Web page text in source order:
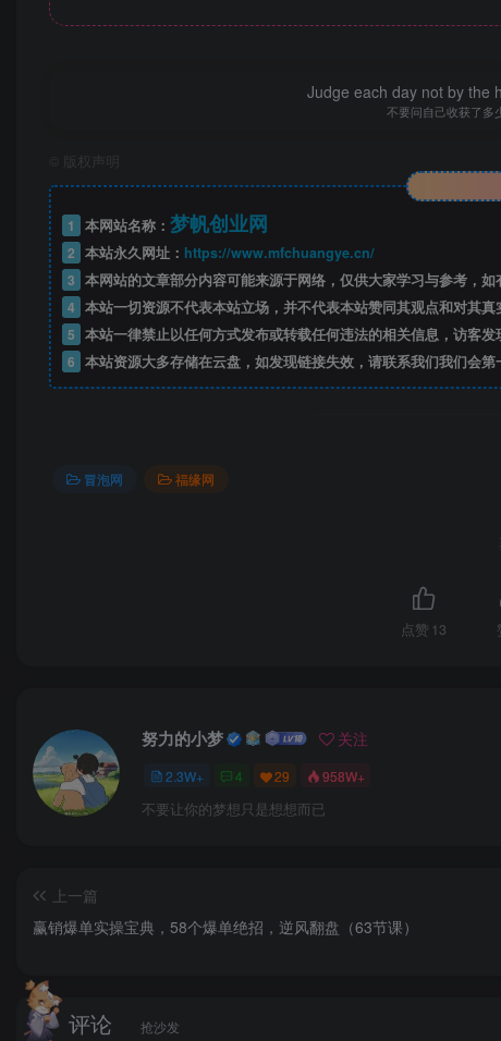
Judge each day not by the
不要问自己收获了多
版权声明
1 本网站名称： 梦帆创业网
2 本站永久网址： https://www.mfchuangye.cn/
3 本网站的文章部分内容可能来源于网络，仅供大家学习与参考，
4 本站一切资源不代表本站立场，并不代表本站赞同其观点和对其真
5 本站一律禁止以任何方式发布或转载任何违法的相关信息，访客发
6 本站资源大多存储在云盘，如发现链接失效，请联系我们我们会第
冒泡网 福缘网
点赞 13
努力的小梦 关注
2.3W+ 4 29 958W+
不要让你的梦想只是想想而已
上一篇
赢销爆单实操宝典，58个爆单绝招，逆风翻盘（63节课）
评论 抢沙发